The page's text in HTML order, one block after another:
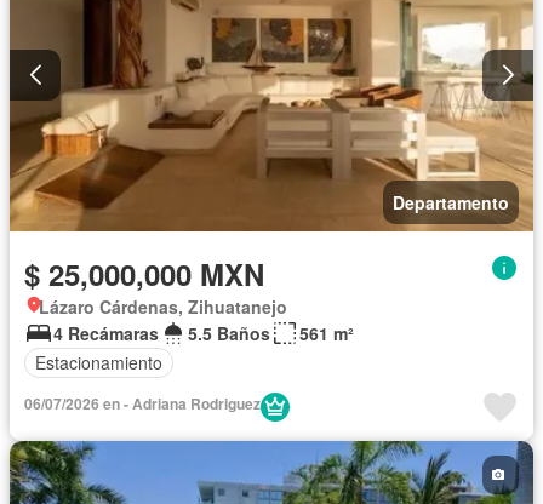
Caseta de vigilancia
Cocina equipada Sin amueblar
Departamento
$ 25,000,000 MXN
Lázaro Cárdenas, Zihuatanejo
4 Recámaras
5.5 Baños
561 m²
Estacionamiento
06/07/2026 en - Adriana Rodriguez